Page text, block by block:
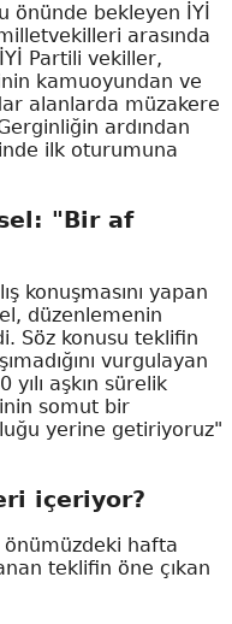
önünde bekleyen İYİ
arasında
Partili vekiller,
kamuoyundan ve
alanlarda müzakere
ardından
ilk oturumuna
"Bir af
konuşmasını yapan
düzenlemenin
Söz konusu teklifin
vurgulayan
aşkın sürelik
somut bir
yerine getiriyoruz"
içeriyor?
önümüzdeki hafta
teklifin öne çıkan